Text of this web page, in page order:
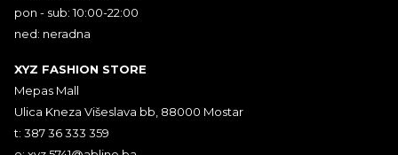
pon - sub: 10:00-22:00
ned: neradna
XYZ FASHION STORE
Mepas Mall
Ulica Kneza Višeslava bb, 88000 Mostar
t: 387 36 333 359